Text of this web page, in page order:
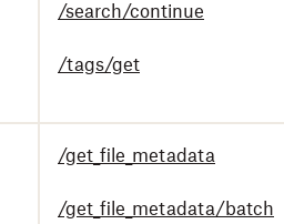
/search/continue
/tags/get
/get_file_metadata
/get_file_metadata/batch